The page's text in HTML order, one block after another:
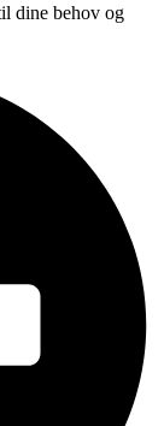
dine behov og